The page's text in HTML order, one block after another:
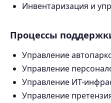
Инвентаризация и
Процессы
Управление
Управление
Управление ИТ-
Управление